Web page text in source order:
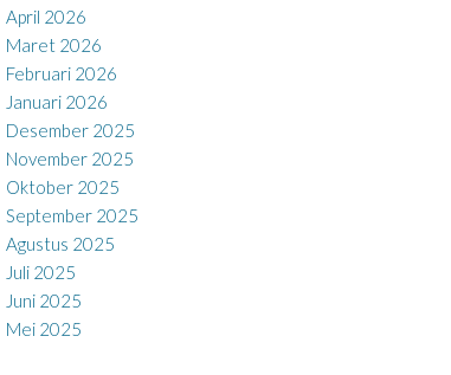
April 2026
Maret 2026
Februari 2026
Januari 2026
Desember 2025
November 2025
Oktober 2025
September 2025
Agustus 2025
Juli 2025
Juni 2025
Mei 2025